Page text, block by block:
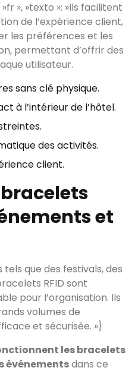
»fr », »texto »: »Ils facilitent
de l’expérience client,
les préférences et les
permettant d’offrir des
utilisateur.
sans clé physique.
à l’intérieur de l’hôtel.
des activités.
client.
et
tels que des festivals, des
RFID sont
pour l’organisation. Ils
volumes de
et sécurisée. »}
les bracelets
événementsdans ce